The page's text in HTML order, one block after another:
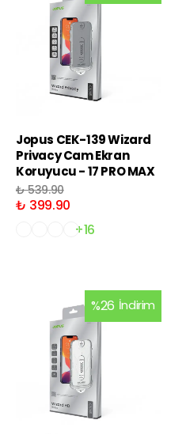
Jopus CEK-139 Wizard
Privacy Cam Ekran
Koruyucu - 17 PRO MAX
₺ 539.90
₺ 399.90
+16
%26 İndirim